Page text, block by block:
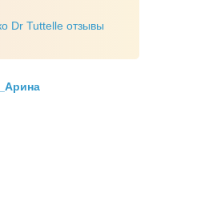
Dr Tuttelle отзывы